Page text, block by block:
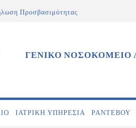
Προσβασιμότητας
ΓΕΝΙΚΟ ΝΟΣΟΚΟΜΕΙΟ
ΙΑΤΡΙΚΉ ΥΠΗΡΕΣΊΑ ΡΑΝΤΕΒΟΎ